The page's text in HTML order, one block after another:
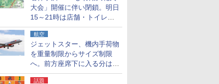
大会」開催に伴い閉鎖。明日
15～21時は店舗・トイレ・
駐車場の利用不可
航空
ジェットスター、機内手荷物
を重量制限からサイズ制限
へ。前方座席下に入る分はす
べての運賃で無料に
話題